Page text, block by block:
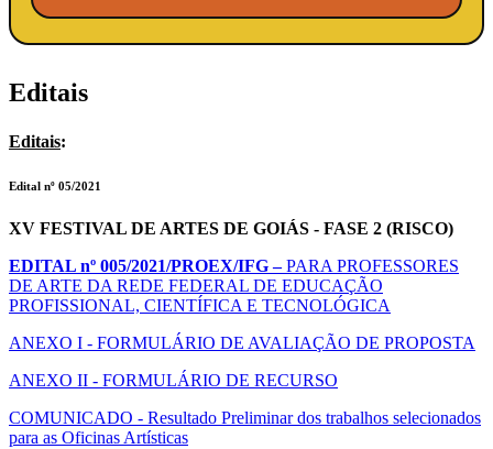
Editais
Editais:
Edital nº 05/2021
XV FESTIVAL DE ARTES DE GOIÁS - FASE 2 (RISCO)
EDITAL nº 005/2021/PROEX/IFG –PARA PROFESSORES
DE ARTE DA REDE FEDERAL DE EDUCAÇÃO
PROFISSIONAL, CIENTÍFICA E TECNOLÓGICA
ANEXO I - FORMULÁRIO DE AVALIAÇÃO DE PROPOSTA
ANEXO II - FORMULÁRIO DE RECURSO
COMUNICADO - Resultado Preliminar dos trabalhos selecionados
para as Oficinas Artísticas